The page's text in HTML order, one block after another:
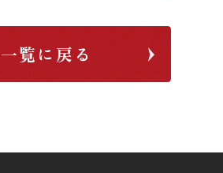
一覧に戻る